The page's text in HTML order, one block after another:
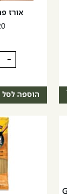
אורז
-
כמות
של
פרא
הוספה לסל